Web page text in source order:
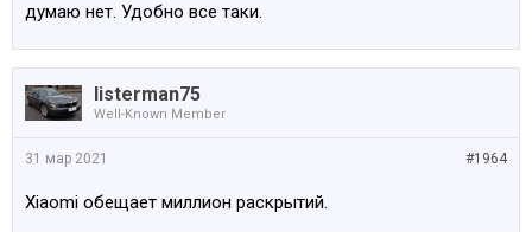
думаю нет. Удобно все таки.
listerman75
Well-Known Member
#1964
31 мар 2021
Xiaomi обещает миллион раскрытий.